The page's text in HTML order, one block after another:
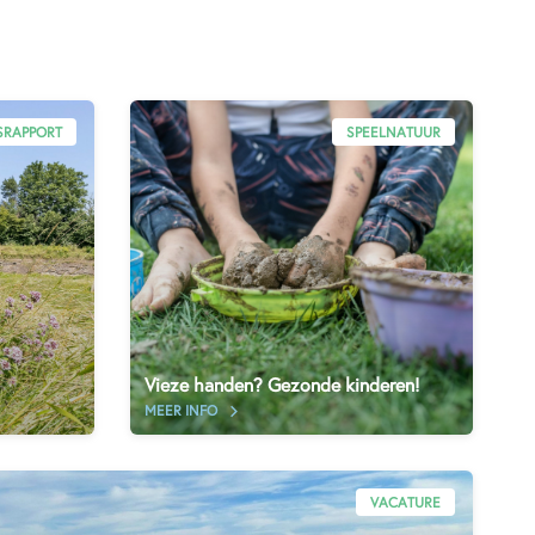
SPEELNATUUR
Vieze handen? Gezonde kinderen!
MEER INFO
VACATURE